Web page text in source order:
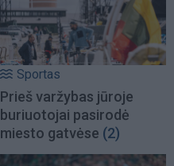
Sportas
Prieš varžybas jūroje
buriuotojai pasirodė
miesto gatvėse (2)